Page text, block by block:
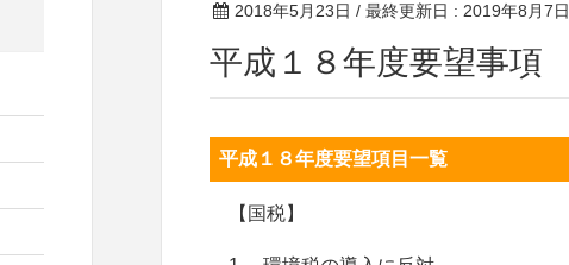
2018年5月23日 / 最終更新日 : 2019年8月7日
平成１８年度要望事項
平成１８年度要望項目一覧
【国税】